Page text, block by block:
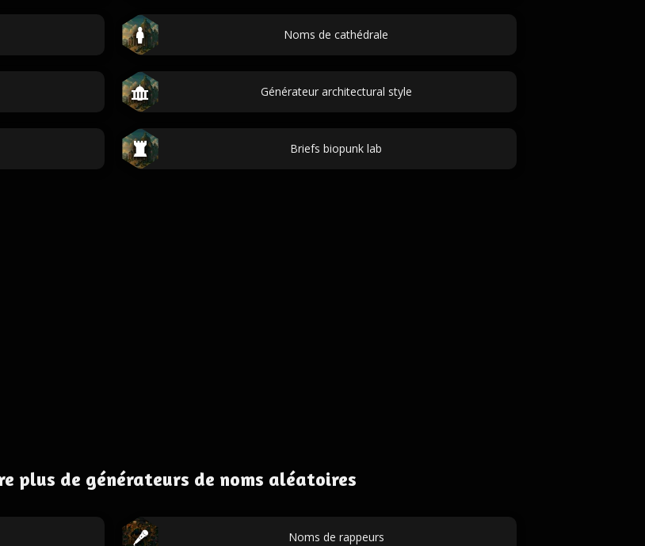
Noms de cathédrale
Générateur architectural style
Briefs biopunk lab
plus de générateurs de noms aléatoires
Noms de rappeurs